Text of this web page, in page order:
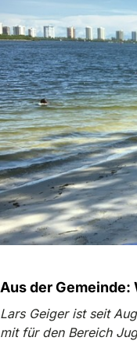
Aus der Gemeinde:
Lars Geiger ist seit
mit für den Bereich